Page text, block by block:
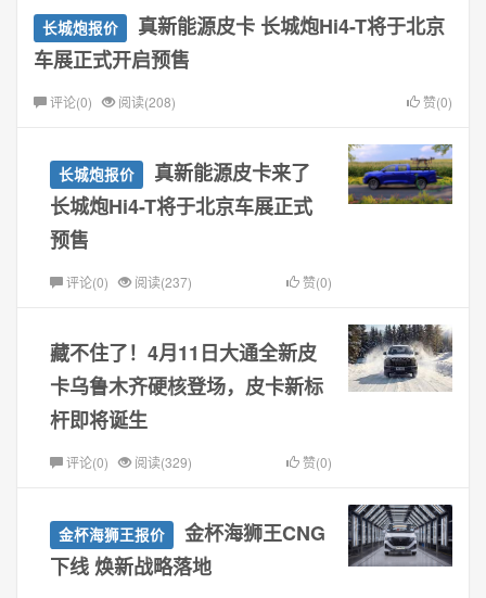
长城炮报价
真新能源皮卡 长城炮Hi4-T将于北京
车展正式开启预售
评论(0) 阅读(208) 赞(0)
长城炮报价
真新能源皮卡来了
长城炮Hi4-T将于北京车展正式
预售
评论(0) 阅读(237) 赞(0)
藏不住了！4月11日大通全新皮
卡乌鲁木齐硬核登场，皮卡新标
杆即将诞生
评论(0) 阅读(329) 赞(0)
金杯海狮王报价
金杯海狮王CNG
下线 焕新战略落地